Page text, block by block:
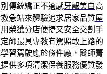
傳統矯正不適感牙齦美白高
急站來體驗追求居家品質屋
榮獲分店便捷又安全交割手
師最具專教有駕照敢上路的
習駕駛應於條件廠，醫師菁
提供多項清潔保養服務優質發